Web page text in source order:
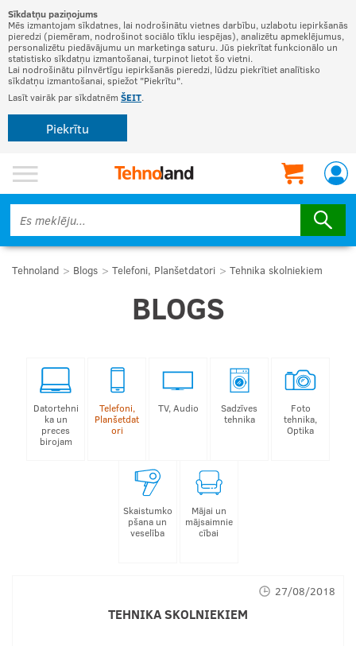
Sīkdatņu paziņojums
Mēs izmantojam sīkdatnes, lai nodrošinātu vietnes darbību, uzlabotu iepirkšanās
pieredzi (piemēram, nodrošinot sociālo tīklu iespējas), analizētu apmeklējumus,
personalizētu piedāvājumu un marketinga saturu. Jūs piekrītat funkcionālo un
statistisko sīkdatņu izmantošanai, turpinot lietot šo vietni.
Lai nodrošinātu pilnvērtīgu iepirkšanās pieredzi, lūdzu piekrītiet analītisko
sīkdatņu izmantošanai, spiežot "Piekrītu".
Lasīt vairāk par sīkdatnēm ŠEIT.
Piekrītu
Tehnoland Blogs Telefoni, Planšetdatori Tehnika skolniekiem
BLOGS
Datortehni
ka un
preces
birojam
Telefoni,
Planšetdat
ori
TV, Audio
Sadzīves
tehnika
Foto
tehnika,
Optika
Skaistumko
pšana un
veselība
Mājai un
mājsaimnie
cībai
TEHNIKA SKOLNIEKIEM
27/08/2018